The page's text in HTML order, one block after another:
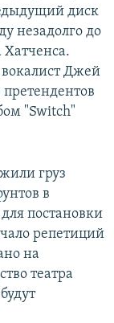
диск
незадолго до
Хатченса.
Джей
"Switch"
груз
в
постановки
репетиций
на
театра